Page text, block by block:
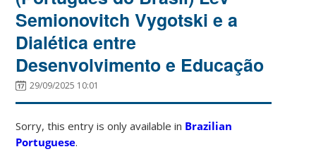
Semionovitch Vygotski e a
Dialética entre
Desenvolvimento e Educação
29/09/2025 10:01
Sorry, this entry is only available in Brazilian
Portuguese.